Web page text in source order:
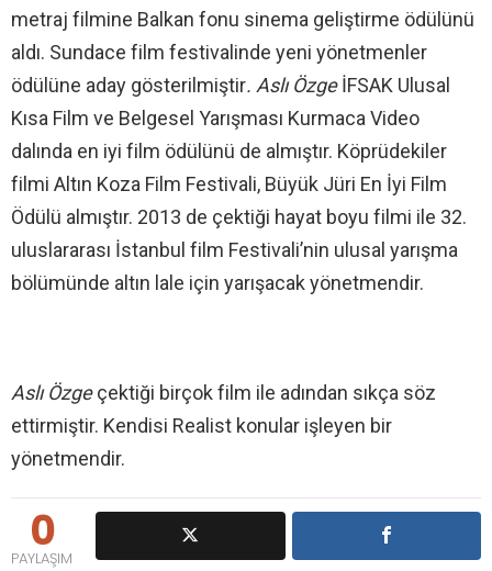
metraj filmine Balkan fonu sinema geliştirme ödülünü
aldı. Sundace film festivalinde yeni yönetmenler
ödülüne aday gösterilmiştir. Aslı ÖzgeİFSAK Ulusal
Kısa Film ve Belgesel Yarışması Kurmaca Video
dalında en iyi film ödülünü de almıştır. Köprüdekiler
filmi Altın Koza Film Festivali, Büyük Jüri En İyi Film
Ödülü almıştır. 2013 de çektiği hayat boyu filmi ile 32.
uluslararası İstanbul film Festivali’nin ulusal yarışma
bölümünde altın lale için yarışacak yönetmendir.
Aslı Özgeçektiği birçok film ile adından sıkça söz
ettirmiştir. Kendisi Realist konular işleyen bir
yönetmendir.
0
PAYLAŞIM